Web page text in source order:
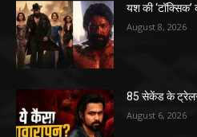
यश की
August 8, 2026
85 सेकेंड के
August 6, 2026